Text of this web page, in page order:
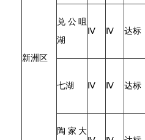
新洲区
兑公咀
湖
Ⅳ Ⅳ 达标
七湖 Ⅳ Ⅳ 达标
陶家大